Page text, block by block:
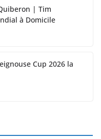
| Tim
à Domicile
Cup 2026 la